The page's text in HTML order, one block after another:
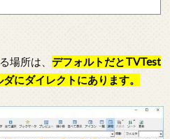
場所は、 デフォルトだとTVTest
にダイレクトにあります。